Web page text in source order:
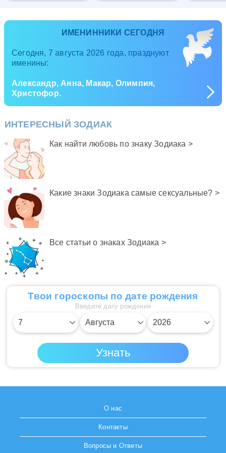
ИМЕНИННИКИ СЕГОДНЯ
Сегодня, 7 августа 2026 года, празднуют
именины:
Александр, Анна, Макар, Олимпия,
Христофор.
ИНТЕРЕСНЫЙ ЗОДИАК
Как найти любовь по знаку Зодиака >
Какие знаки Зодиака самые сексуальные? >
Все статьи о знаках Зодиака >
Твои гороскопы по дате рождения
Введите дату рождения
О нас
Контакты
Вопросы и Ответы